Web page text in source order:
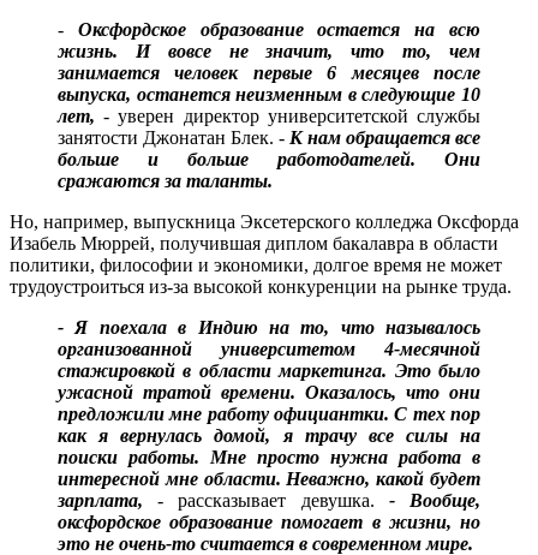
- Оксфордское образование остается на всю
жизнь. И вовсе не значит, что то, чем
занимается человек первые 6 месяцев после
выпуска, останется неизменным в следующие 10
лет, - уверен директор университетской службы
занятости Джонатан Блек. - К нам обращается все
больше и больше работодателей. Они
сражаются за таланты.
Но, например, выпускница Эксетерского колледжа Оксфорда
Изабель Мюррей, получившая диплом бакалавра в области
политики, философии и экономики, долгое время не может
трудоустроиться из-за высокой конкуренции на рынке труда.
- Я поехала в Индию на то, что называлось
организованной университетом 4-месячной
стажировкой в области маркетинга. Это было
ужасной тратой времени. Оказалось, что они
предложили мне работу официантки. С тех пор
как я вернулась домой, я трачу все силы на
поиски работы. Мне просто нужна работа в
интересной мне области. Неважно, какой будет
зарплата, - рассказывает девушка. - Вообще,
оксфордское образование помогает в жизни, но
это не очень-то считается в современном мире.